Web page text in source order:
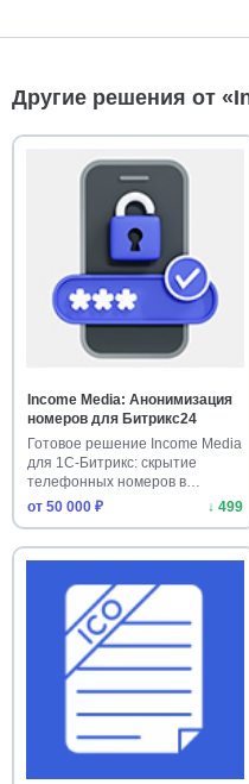
Другие решения от
Income Media: Анонимизация
номеров для Битрикс24
Готовое решение Income Media
для 1С-Битрикс: скрытие
телефонных номеров в
Битрик…
от 50 000 ₽ ↓ 499